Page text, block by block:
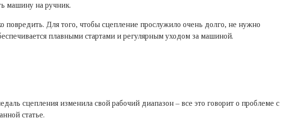
машину на ручник.
повредить. Для того, чтобы сцепление прослужило очень долго, не нужно
плавными стартами и регулярным уходом за машиной.
сцепления изменила свой рабочий диапазон – все это говорит о проблеме с
статье.